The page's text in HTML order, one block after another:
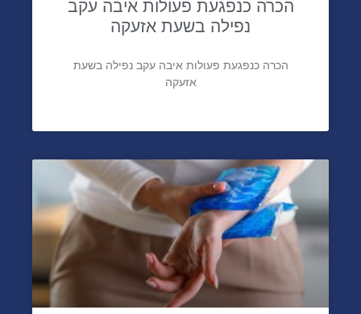
הכרה כנפגעת פעולות איבה עקב
נפילה בשעת אזעקה
הכרה כנפגעת פעולות איבה עקב נפילה בשעת
אזעקה